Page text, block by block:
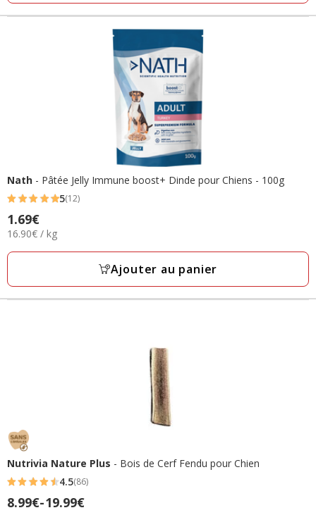
Nath - Pâtée Jelly Immune boost+ Dinde pour Chiens - 100g
5
étoiles
avec
12
5(12)
Prix
1.69€
1.69€
16.90€
Kg
16.90€ / kg
Ajouter au panier
Nutrivia Nature Plus - Bois de Cerf Fendu pour Chien
4.5
étoiles
4.5(86)
Prix
8.99€-19.99€